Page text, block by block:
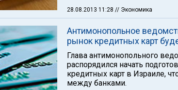
28.08.2013 11:28 // Экономика
Антимонопольное
рынок кредитных карт
Глава антимонопольного
распорядился начать
кредитных карт в Израиле,
между банками.